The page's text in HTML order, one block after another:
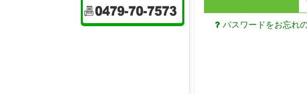
パスワードをお忘れ